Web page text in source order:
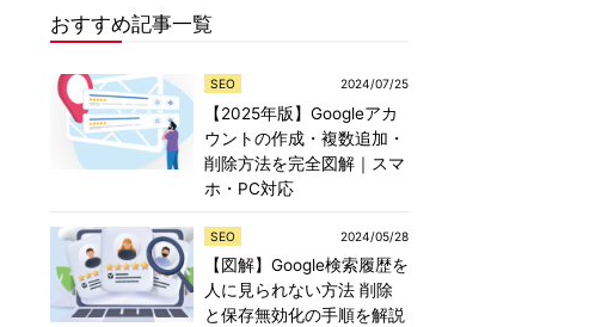
おすすめ記事一覧
SEO 2024/07/25
【2025年版】Googleアカ
ウントの作成・複数追加・
削除方法を完全図解｜スマ
ホ・PC対応
SEO 2024/05/28
【図解】Google検索履歴を
人に見られない方法 削除
と保存無効化の手順を解説